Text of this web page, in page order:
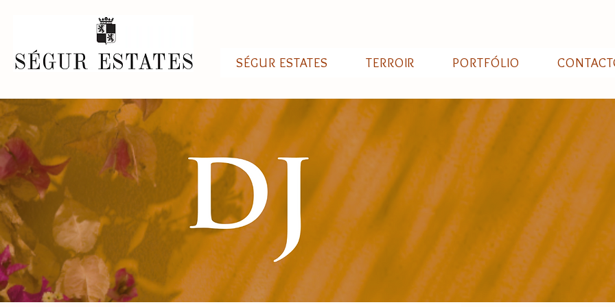
SÉGUR ESTATES TERROIR PORTFÓLIO